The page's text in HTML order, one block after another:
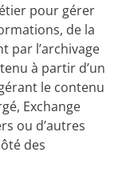
pour gérer
de la
par l’archivage
à partir d’un
le contenu
Exchange
ou d’autres
des